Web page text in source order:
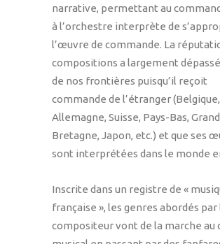
narrative, permettant au
à l’orchestre interprète de
l’œuvre de commande. La
compositions a largement
de nos frontières puisqu’il reçoit
commande de l’étranger (Belgique,
Allemagne, Suisse, Pays-Bas,
Bretagne, Japon, etc.) et que ses
sont interprétées dans le monde
Inscrite dans un registre de «
française », les genres abordés par
compositeur vont de la marche au